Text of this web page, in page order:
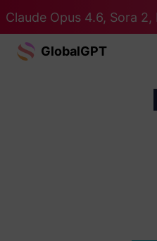
Claude Opus 4.6, Sora
GlobalGPT